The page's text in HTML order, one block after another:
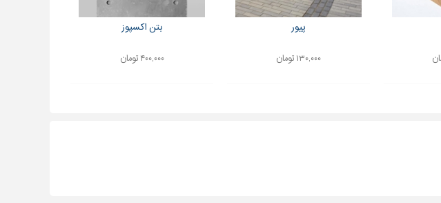
پیور
۱۳۰,۰۰۰ تومان
بتن اکسپوز
۴۰۰,۰۰۰ تومان